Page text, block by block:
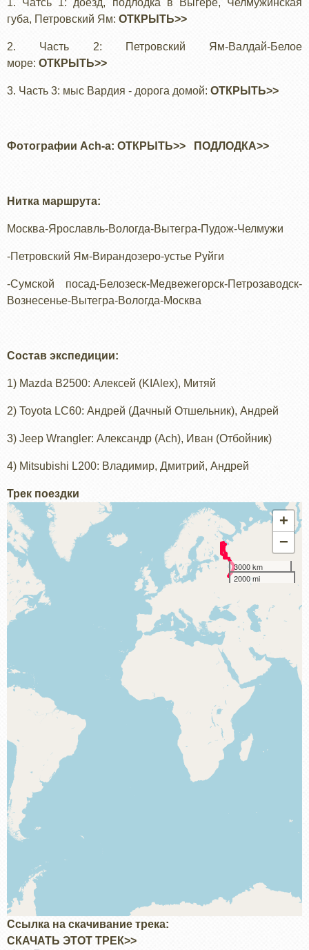
губа, Петровский Ям: ОТКРЫТЬ>>
2. Часть 2: Петровский Ям-Валдай-Белое
море: ОТКРЫТЬ>>
3. Часть 3: мыс Вардия - дорога домой: ОТКРЫТЬ>>
Фотографии Ach-а: ОТКРЫТЬ>> ПОДЛОДКА>>
Нитка маршрута:
Москва-Ярославль-Вологда-Вытегра-Пудож-Челмужи
-Петровский Ям-Вирандозеро-устье Руйги
-Сумской посад-Белозеск-Медвежегорск-Петрозаводск-
Вознесенье-Вытегра-Вологда-Москва
Состав экспедиции:
1) Mazda B2500: Алексей (KIAlex), Митяй
2) Toyota LC60: Андрей (Дачный Отшельник), Андрей
3) Jeep Wrangler: Александр (Ach), Иван (Отбойник)
4) Mitsubishi L200: Владимир, Дмитрий, Андрей
Трек поездки
+
−
3000 km
2000 mi
Ссылка на скачивание трека
СКАЧАТЬ ЭТОТ ТРЕК>>